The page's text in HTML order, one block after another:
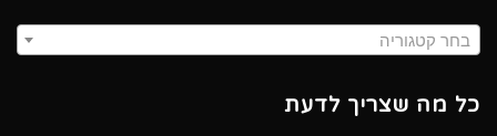
בחר קטגוריה
כל מה שצריך לדעת